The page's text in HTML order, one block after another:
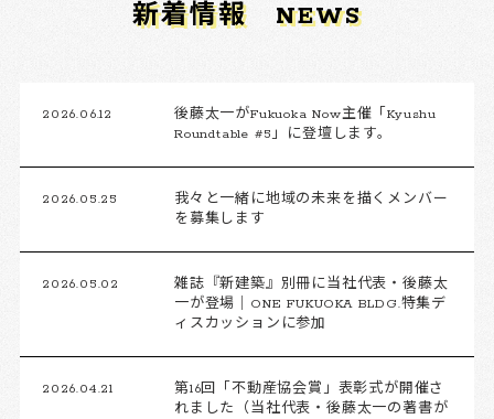
新着情報 NEWS
2026.06.12
後藤太一がFukuoka Now主催「Kyushu
Roundtable #5」に登壇します。
2026.05.25
我々と一緒に地域の未来を描くメンバー
を募集します
2026.05.02
雑誌『新建築』別冊に当社代表・後藤太
一が登場｜ONE FUKUOKA BLDG.特集デ
ィスカッションに参加
2026.04.21
第16回「不動産協会賞」表彰式が開催さ
れました（当社代表・後藤太一の著書が